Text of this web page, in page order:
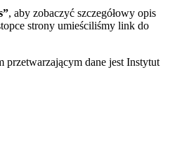
, aby zobaczyć szczegółowy opis
strony umieściliśmy link do
dane jest Instytut